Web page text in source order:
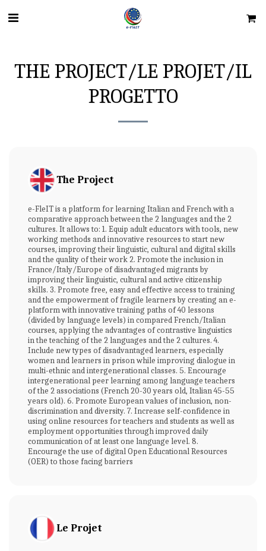
THE PROJECT/LE PROJET/IL
PROGETTO
The Project
e-FleIT is a platform for learning Italian and French with a
comparative approach between the 2 languages and the 2
cultures. It allows to: 1. Equip adult educators with tools, new
working methods and innovative resources to start new
courses, improving their linguistic, cultural and digital skills
and the quality of their work 2. Promote the inclusion in
France/Italy/Europe of disadvantaged migrants by
improving their linguistic, cultural and active citizenship
skills. 3. Promote free, easy and effective access to training
and the empowerment of fragile learners by creating an e-
platform with innovative training paths of 40 lessons
(divided by language levels) in compared French/Italian
courses, applying the advantages of contrastive linguistics
in the teaching of the 2 languages and the 2 cultures. 4.
Include new types of disadvantaged learners, especially
women and learners in prison while improving dialogue in
multi-ethnic and intergenerational classes. 5. Encourage
intergenerational peer learning among language teachers
of the 2 associations (French 20-30 years old, Italian 45-55
years old). 6. Promote European values of inclusion, non-
discrimination and diversity. 7. Increase self-confidence in
using online resources for teachers and students as well as
employment opportunities through improved daily
communication of at least one language level. 8.
Encourage the use of digital Open Educational Resources
(OER) to those facing barriers
Le Projet